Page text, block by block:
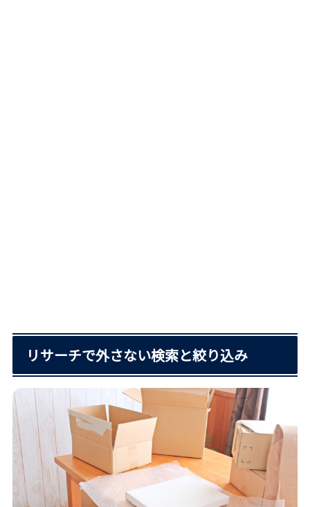
リサーチで外さない検索と絞り込み